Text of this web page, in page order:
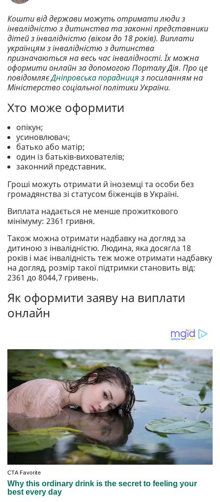
Кошти від держави можуть отримати люди з
інвалідністю з дитинства та законні представники
дітей з інвалідністю (віком до 18 років). Виплати
українцям з інвалідністю з дитинства
призначаються на весь час інвалідності. Їх можна
оформити онлайн за допомогою Порталу Дія. Про це
повідомляєДніпровська порадниця з посиланням на
Міністерство соціальної політики України.
Хто може оформити
опікун;
усиновлювач;
батько або матір;
один із батьків-вихователів;
законний представник.
Гроші можуть отримати й іноземці та особи без
громадянства зі статусом біженців в Україні.
Виплата надається не менше прожиткового
мінімуму: 2361 гривня.
Також можна отримати надбавку на догляд за
дитиною з інвалідністю. Людина, яка досягла 18
років і має інвалідність теж може отримати надбавку
на догляд, розмір такої підтримки становить від:
2361 до 8044,7 гривень.
Як оформити заяву на виплати
онлайн